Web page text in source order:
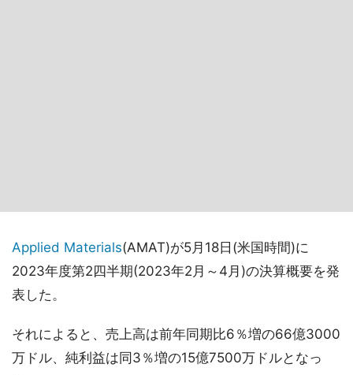
Applied Materials(AMAT)が5月18日(米国時間)に
2023年度第2四半期(2023年2月～4月)の決算概要を発
表した。
それによると、売上高は前年同期比6％増の66億3000
万ドル、純利益は同3％増の15億7500万ドルとなっ